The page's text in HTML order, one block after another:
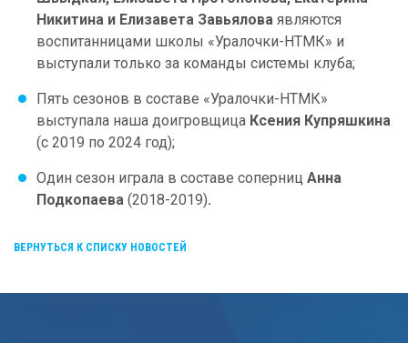
Никитина и Елизавета Завьялова являются
воспитанницами школы «Уралочки-НТМК» и
выступали только за команды системы клуба;
Пять сезонов в составе «Уралочки-НТМК»
выступала наша доигровщица Ксения Купряшкина
(с 2019 по 2024 год);
Один сезон играла в составе соперниц Анна
Подкопаева (2018-2019).
ВЕРНУТЬСЯ К СПИСКУ НОВОСТЕЙ